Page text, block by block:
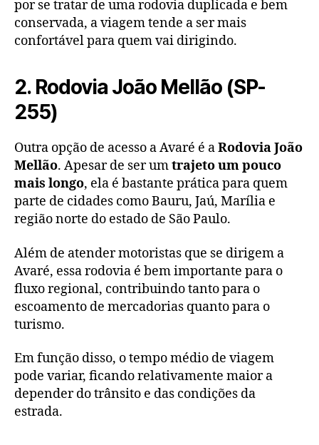
por se tratar de uma rodovia duplicada e bem
conservada, a viagem tende a ser mais
confortável para quem vai dirigindo.
2. Rodovia João Mellão (SP-
255)
Outra opção de acesso a Avaré é aRodovia João
Mellão. Apesar de ser umtrajeto um pouco
mais longo, ela é bastante prática para quem
parte de cidades como Bauru, Jaú, Marília e
região norte do estado de São Paulo.
Além de atender motoristas que se dirigem a
Avaré, essa rodovia é bem importante para o
fluxo regional, contribuindo tanto para o
escoamento de mercadorias quanto para o
turismo.
Em função disso, o tempo médio de viagem
pode variar, ficando relativamente maior a
depender do trânsito e das condições da
estrada.